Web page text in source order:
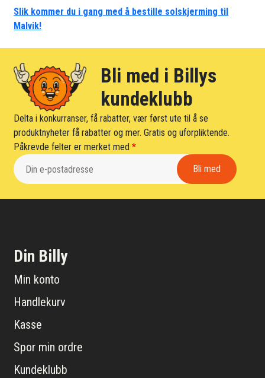
Slik kommer du i gang med å bestille solskjerming til
Malvik!
Bli med i Billys
kundeklubb
Delta i konkurranser, få rabatter, vær først ute til å se
produktnyheter få rabatter og mer. Gratis og uforpliktende.
Påkrevde felter er merket med*
Din Billy
Min konto
Handlekurv
Kasse
Spor min ordre
Kundeklubb